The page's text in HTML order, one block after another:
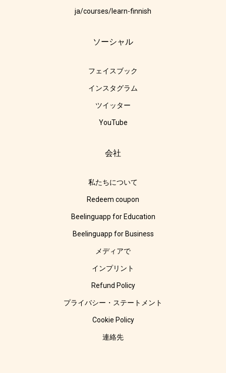
ja/courses/learn-finnish
ソーシャル
フェイスブック
インスタグラム
ツイッター
YouTube
会社
私たちについて
Redeem coupon
Beelinguapp for Education
Beelinguapp for Business
メディアで
インプリント
Refund Policy
プライバシー・ステートメント
Cookie Policy
連絡先